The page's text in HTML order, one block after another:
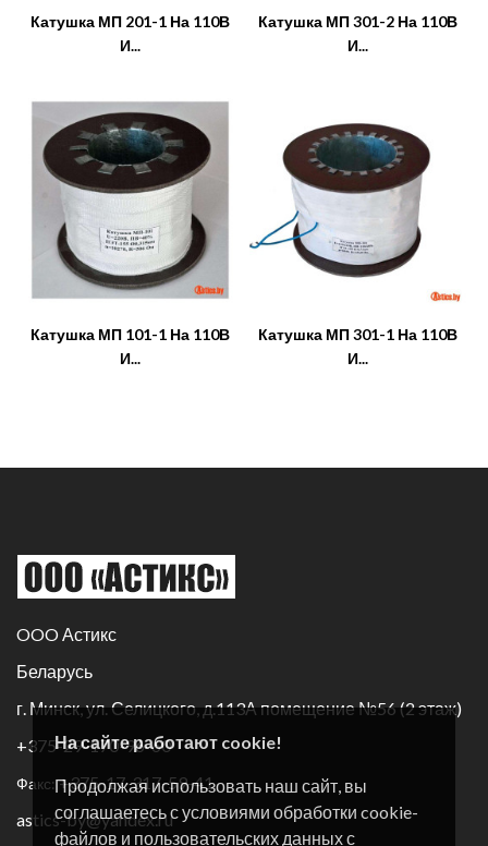
На сайте работают cookie!
Продолжая использовать наш сайт, вы
соглашаетесь с условиями обработки cookie-
файлов и пользовательских данных с
Катушка МП 201-1 На 110В
И...
Катушка МП 301-2 На 110В
И...
Катушка МП 101-1 На 110В
И...
Катушка МП 301-1 На 110В
И...
OOO Астикс
Беларусь
г. Минск, ул. Селицкого, д.113А помещение №56 (2 этаж)
+375-29-170-96-60
Факс:+375-17-317-59-41
astics-by@yandex.ru